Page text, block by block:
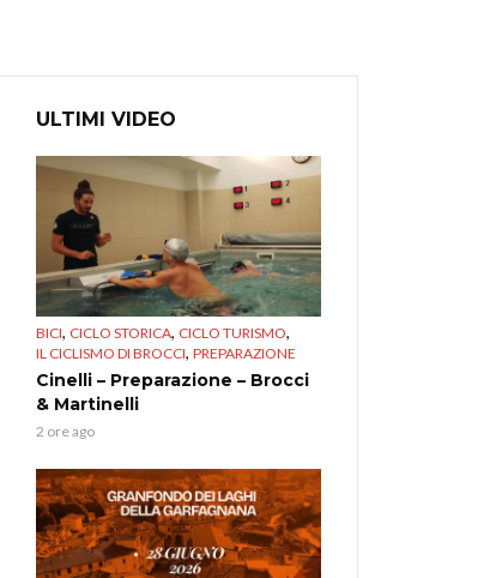
ULTIMI VIDEO
BICI, CICLO STORICA, CICLO TURISMO,
IL CICLISMO DI BROCCI, PREPARAZIONE
Cinelli – Preparazione – Brocci
& Martinelli
2 ore ago